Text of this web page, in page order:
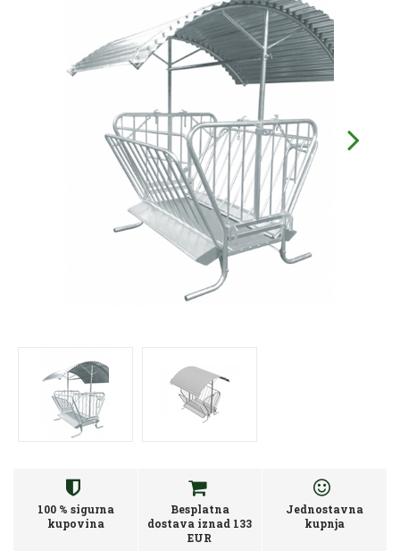
100 % sigurna
kupovina
Besplatna
dostava iznad 133
EUR
Jednostavna
kupnja